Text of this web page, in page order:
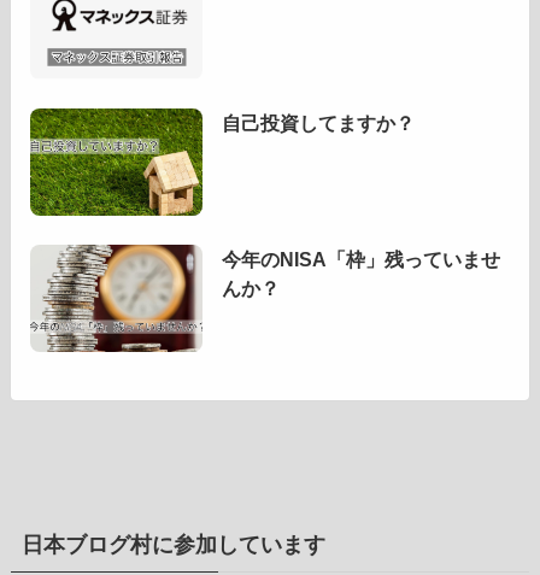
自己投資してますか？
今年のNISA「枠」残っていませ
んか？
日本ブログ村に参加しています